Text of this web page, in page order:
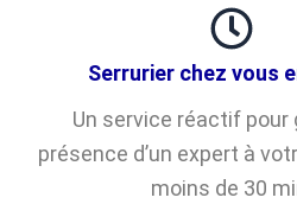
Serrurier chez vous
Un service réactif pour
présence d’un expert à
moins de 30